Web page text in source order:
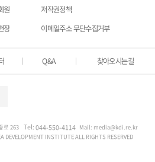
원
장
저작권정책
이메일주소 무단수집거부
Q&A 찾아오시는길
로 263 Tel: 044-550-4114 Mail: media@kdi.re.kr
DEVELOPMENT INSTITUTE ALL RIGHTS RESERVED